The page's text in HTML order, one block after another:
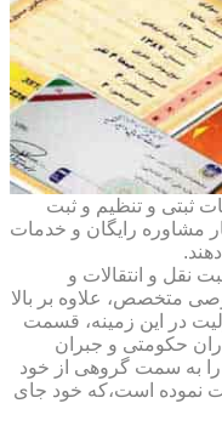
ثبتی و تنظیم و ثبت
مشاوره رایگان و خدمات
نقل و انتقالات و
متخصص، علاوه بر بالا
در این زمینه، قسمت
حکومتی و جبران
را به سمت گروهی از خود
نموده است،که خود جای